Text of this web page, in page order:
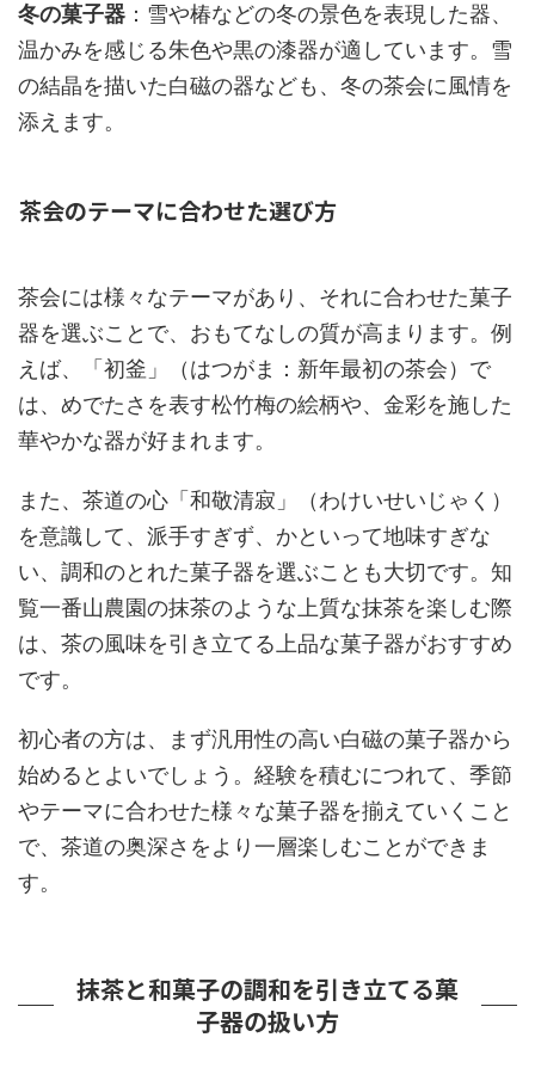
冬の菓子器 ：雪や椿などの冬の景色を表現した器、
温かみを感じる朱色や黒の漆器が適しています。雪
の結晶を描いた白磁の器なども、冬の茶会に風情を
添えます。
茶会のテーマに合わせた選び方
茶会には様々なテーマがあり、それに合わせた菓子
器を選ぶことで、おもてなしの質が高まります。例
えば、「初釜」（はつがま：新年最初の茶会）で
は、めでたさを表す松竹梅の絵柄や、金彩を施した
華やかな器が好まれます。
また、茶道の心「和敬清寂」（わけいせいじゃく）
を意識して、派手すぎず、かといって地味すぎな
い、調和のとれた菓子器を選ぶことも大切です。知
覧一番山農園の抹茶のような上質な抹茶を楽しむ際
は、茶の風味を引き立てる上品な菓子器がおすすめ
です。
初心者の方は、まず汎用性の高い白磁の菓子器から
始めるとよいでしょう。経験を積むにつれて、季節
やテーマに合わせた様々な菓子器を揃えていくこと
で、茶道の奥深さをより一層楽しむことができま
す。
抹茶と和菓子の調和を引き立てる菓
子器の扱い方